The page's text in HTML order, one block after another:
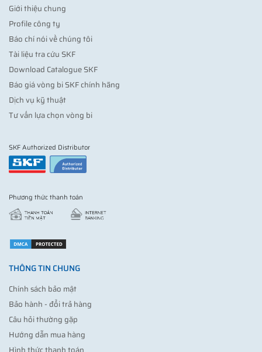
Giới thiệu chung
Profile công ty
Báo chí nói về chúng tôi
Tài liệu tra cứu SKF
Download Catalogue SKF
Báo giá vòng bi SKF chính hãng
Dịch vụ kỹ thuật
Tư vấn lựa chọn vòng bi
SKF Authorized Distributor
Phương thức thanh toán
THÔNG TIN CHUNG
Chính sách bảo mật
Bảo hành - đổi trả hàng
Câu hỏi thường gặp
Hướng dẫn mua hàng